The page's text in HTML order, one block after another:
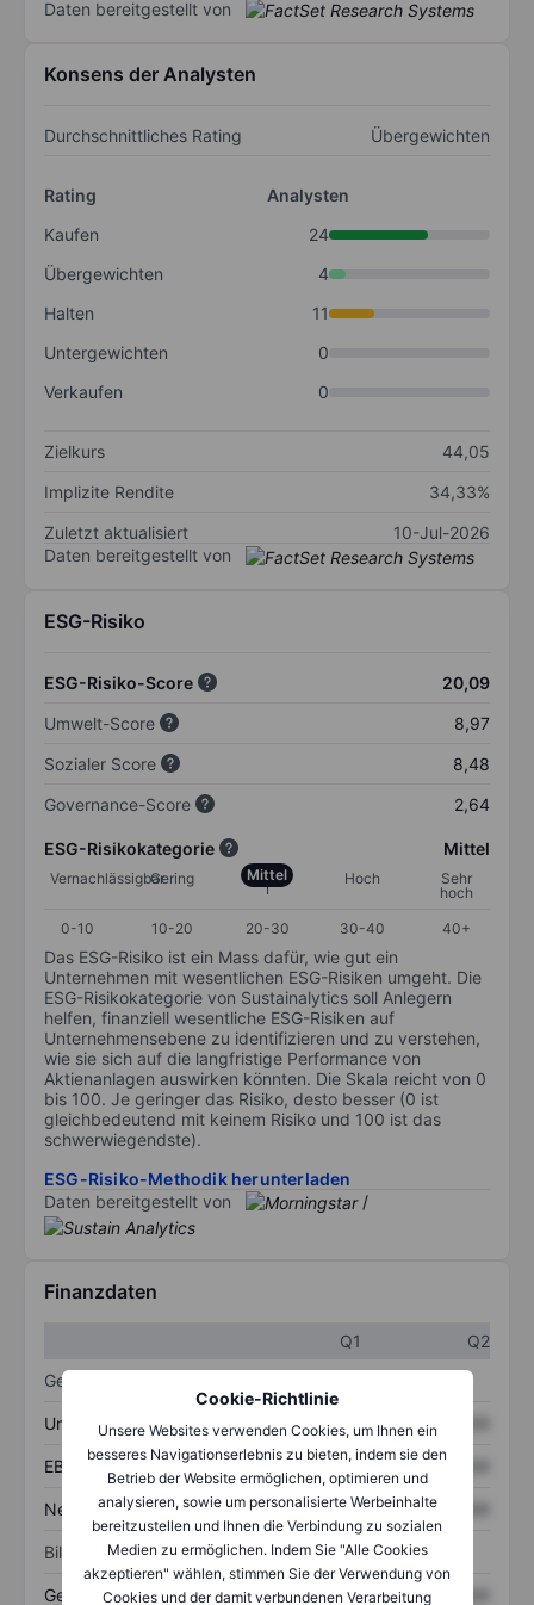
Cookie-Richtlinie
Unsere Websites verwenden Cookies, um Ihnen ein
besseres Navigationserlebnis zu bieten, indem sie den
Betrieb der Website ermöglichen, optimieren und
analysieren, sowie um personalisierte Werbeinhalte
bereitzustellen und Ihnen die Verbindung zu sozialen
Medien zu ermöglichen. Indem Sie "Alle Cookies
akzeptieren" wählen, stimmen Sie der Verwendung von
Cookies und der damit verbundenen Verarbeitung
Daten bereitgestellt von
Konsens der Analysten
Durchschnittliches Rating Übergewichten
Rating
Analysten
Kaufen
24
Übergewichten
4
Halten
11
Untergewichten
0
Verkaufen
0
Zielkurs
44,05
Implizite Rendite
34,33%
Zuletzt aktualisiert
10-Jul-2026
Daten bereitgestellt von
ESG-Risiko
ESG-Risiko-Score
20,09
Umwelt-Score
8,97
Sozialer Score
8,48
Governance-Score
2,64
ESG-Risikokategorie Mittel
VernachlässigbarGering Mittel Hoch
Sehr
hoch
0-10
10-20 20-30 30-40 40+
Das ESG-Risiko ist ein Mass dafür, wie gut ein
Unternehmen mit wesentlichen ESG-Risiken umgeht. Die
ESG-Risikokategorie von Sustainalytics soll Anlegern
helfen, finanziell wesentliche ESG-Risiken auf
Unternehmensebene zu identifizieren und zu verstehen,
wie sie sich auf die langfristige Performance von
Aktienanlagen auswirken könnten. Die Skala reicht von 0
bis 100. Je geringer das Risiko, desto besser (0 ist
gleichbedeutend mit keinem Risiko und 100 ist das
schwerwiegendste).
ESG-Risiko-Methodik herunterladen
Daten bereitgestellt von
/
Finanzdaten
Q1
Q2
Gewinn- und Verlustrechnung
Umsatz XXXXXXX XXXXXXX
EBITDA XXXXXXX XXXXXXX
Nettoeinkommen XXXXXXX XXXXXXX
Bilanz
Gesamtvermögen XXXXXXX XXXXXXX